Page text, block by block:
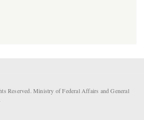
Reserved. Ministry of Federal Affairs and General